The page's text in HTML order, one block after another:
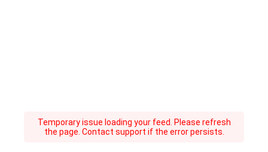
Temporary issue loading your feed. Please refresh
the page. Contact support if the error persists.